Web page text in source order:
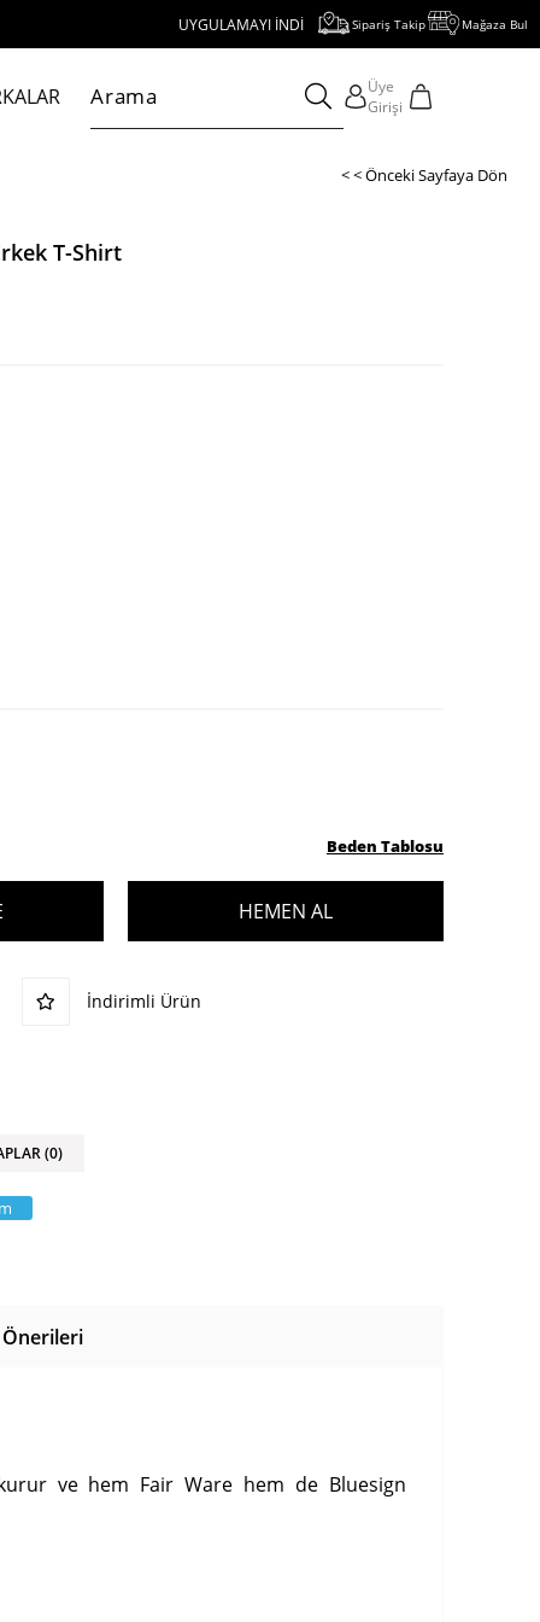
UYGULAMAYI İNDİR, 1000 TL VE ÜZERİ ALIŞVERİŞE 250 TL
Sipariş Takip Mağaza Bul
Üye
Girişi
< < Önceki Sayfaya Dön
T-Shirt
Beden Tablosu
İndirimli Ürün
(0)
kurur ve hem Fair Ware hem de Bluesign